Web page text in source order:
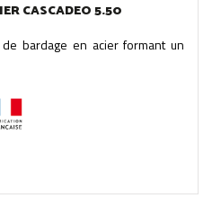
CASCADEO 5.50
de bardage en acier formant un